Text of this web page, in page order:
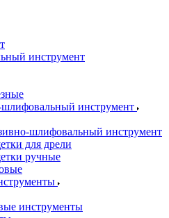
инструмент
шлифовальный инструмент
шлифовальный инструмент
для дрели
ручные
инструменты